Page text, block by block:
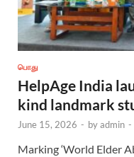
பொது
HelpAge India
kind landmark
June 15, 2026 - byadmin -
Marking ‘World Elder